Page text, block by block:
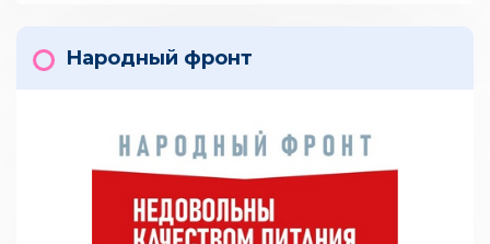
Народный фронт